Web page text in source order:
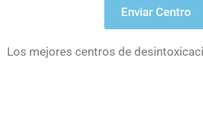
Enviar Centro
Los mejores centros de